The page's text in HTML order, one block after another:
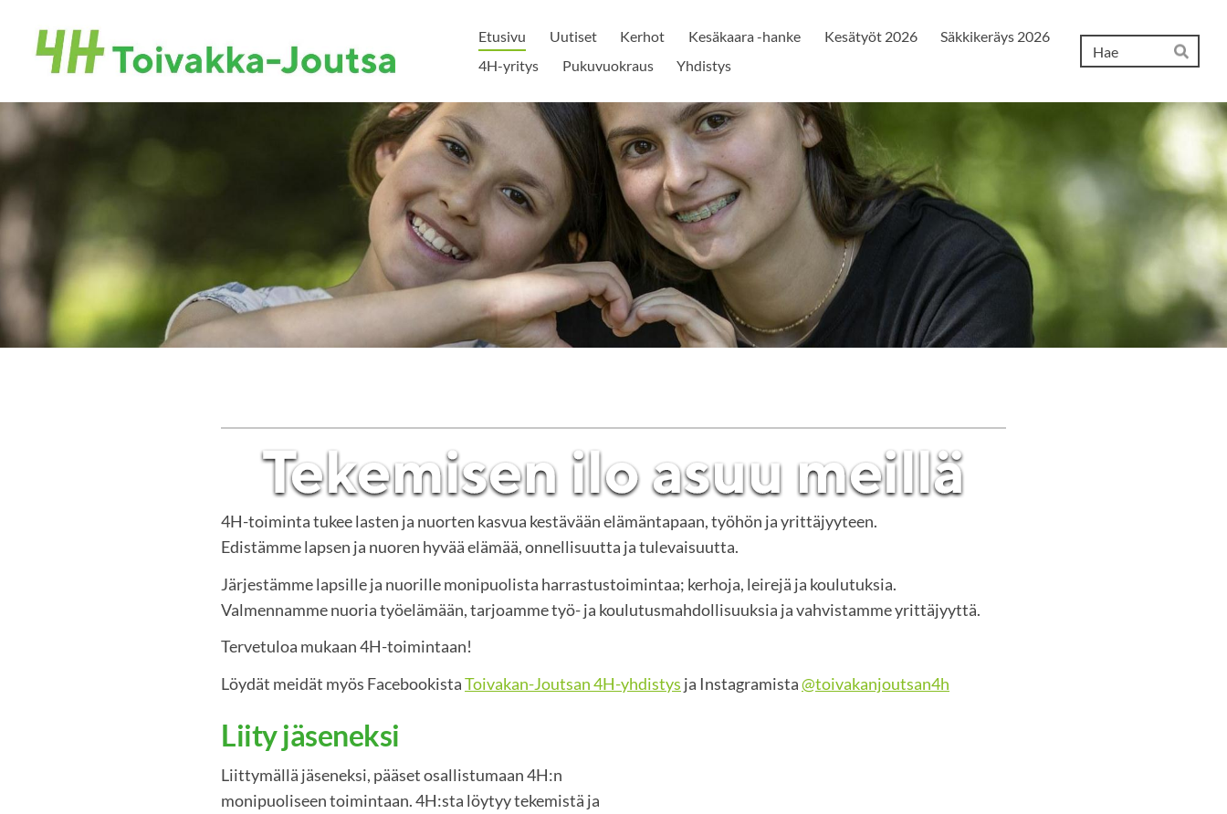
sivun
sisältöön
Toivakan-Joutsan 4H-yhdistys ry.
Etusivu Uutiset Kerhot Kesäkaara -hanke Kesätyöt 2026
Säkkikeräys 2026
4H-yritys
Pukuvuokraus Yhdistys Hae
4H-toiminta tukee lasten ja nuorten kasvua kestävään elämäntapaan, työhön ja yrittäjyyteen.
Edistämme lapsen ja nuoren hyvää elämää, onnellisuutta ja tulevaisuutta.
Järjestämme lapsille ja nuorille monipuolista harrastustoimintaa; kerhoja, leirejä ja koulutuksia.
Valmennamme nuoria työelämään, tarjoamme työ- ja koulutusmahdollisuuksia ja vahvistamme yrittäjyyttä.
Tervetuloa mukaan 4H-toimintaan!
Löydät meidät myös FacebookistaToivakan-Joutsan 4H-yhdistys ja Instagramista@toivakanjoutsan4h
Liity jäseneksi
Liittymällä jäseneksi, pääset osallistumaan 4H:n
monipuoliseen toimintaan. 4H:sta löytyy tekemistä ja